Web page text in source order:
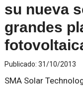
su nueva
grandes
Publicado: 31/10/2013
SMA Solar